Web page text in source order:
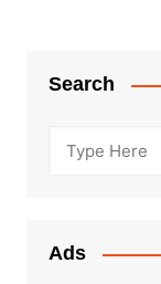
Search
Ads